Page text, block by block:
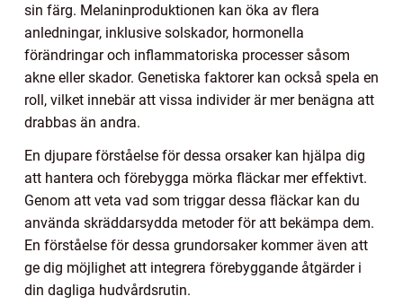
sin färg. Melaninproduktionen kan öka av flera
anledningar, inklusive solskador, hormonella
förändringar och inflammatoriska processer såsom
akne eller skador. Genetiska faktorer kan också spela en
roll, vilket innebär att vissa individer är mer benägna att
drabbas än andra.
En djupare förståelse för dessa orsaker kan hjälpa dig
att hantera och förebygga mörka fläckar mer effektivt.
Genom att veta vad som triggar dessa fläckar kan du
använda skräddarsydda metoder för att bekämpa dem.
En förståelse för dessa grundorsaker kommer även att
ge dig möjlighet att integrera förebyggande åtgärder i
din dagliga hudvårdsrutin.